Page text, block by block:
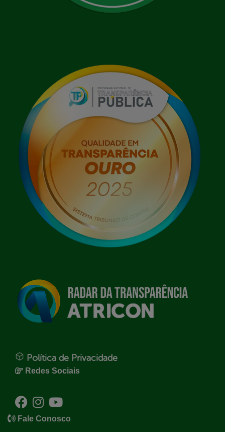
Política de Privacidade
Redes Sociais
Fale Conosco